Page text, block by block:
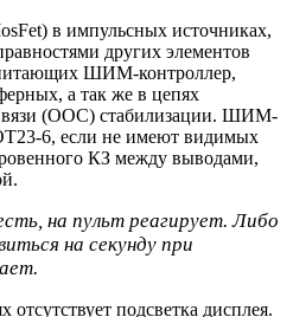
в импульсных источниках,
других элементов
ШИМ-контроллер,
а так же в цепях
(ООС) стабилизации. ШИМ-
6, если не имеют видимых
КЗ между выводами,
на пульт реагирует. Либо
на секунду при
отсутствует подсветка дисплея.